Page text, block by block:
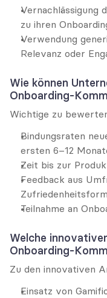
Vernachlässigung
zu ihren
Verwendung
Relevanz oder
Wie können
Onboarding-
Wichtige zu
Bindungsraten
ersten 6–12
Zeit bis zur
Feedback aus
Teilnahme an
Welche
Onboarding-
Zu den innovativen
Einsatz von